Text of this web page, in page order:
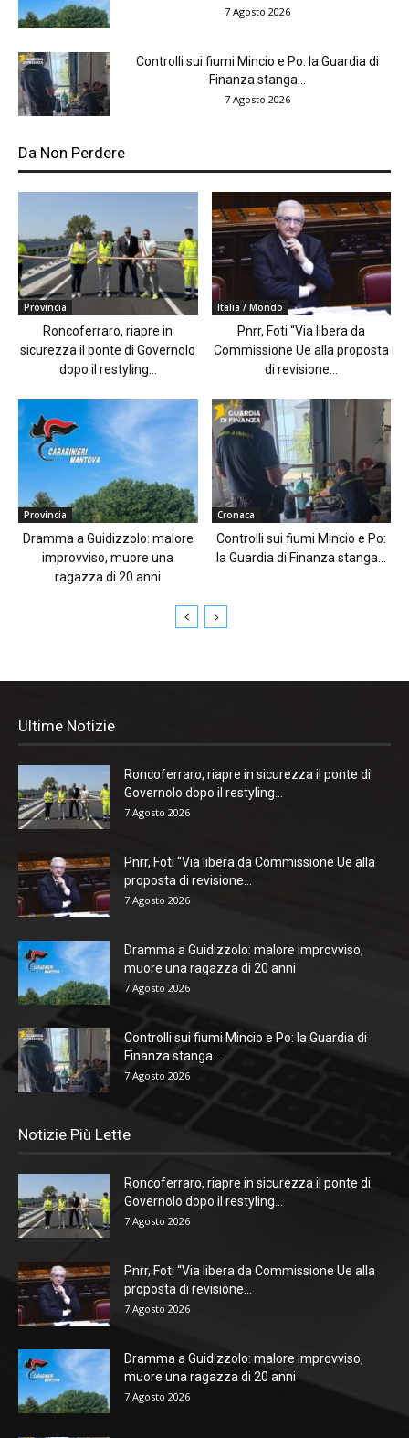
7 Agosto 2026
Controlli sui fiumi Mincio e Po: la Guardia di
Finanza stanga...
7 Agosto 2026
Da Non Perdere
Provincia
Roncoferraro, riapre in
sicurezza il ponte di Governolo
dopo il restyling...
Italia / Mondo
Pnrr, Foti “Via libera da
Commissione Ue alla proposta
di revisione...
Provincia
Dramma a Guidizzolo: malore
improvviso, muore una
ragazza di 20 anni
Cronaca
Controlli sui fiumi Mincio e Po:
la Guardia di Finanza stanga...
Ultime Notizie
Roncoferraro, riapre in sicurezza il ponte di
Governolo dopo il restyling...
7 Agosto 2026
Pnrr, Foti “Via libera da Commissione Ue alla
proposta di revisione...
7 Agosto 2026
Dramma a Guidizzolo: malore improvviso,
muore una ragazza di 20 anni
7 Agosto 2026
Controlli sui fiumi Mincio e Po: la Guardia di
Finanza stanga...
7 Agosto 2026
Notizie Più Lette
Roncoferraro, riapre in sicurezza il ponte di
Governolo dopo il restyling...
7 Agosto 2026
Pnrr, Foti “Via libera da Commissione Ue alla
proposta di revisione...
7 Agosto 2026
Dramma a Guidizzolo: malore improvviso,
muore una ragazza di 20 anni
7 Agosto 2026